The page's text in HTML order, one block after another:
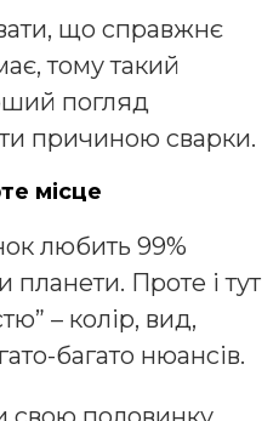
що справжнє
тому такий
погляд
причиною сварки.
місце
любить 99%
планети. Проте і тут
– колір, вид,
багато нюансів.